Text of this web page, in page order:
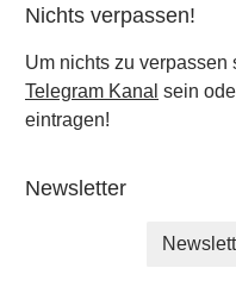
Nichts verpassen!
Um nichts zu verpassen
Telegram Kanal sein
eintragen!
Newsletter